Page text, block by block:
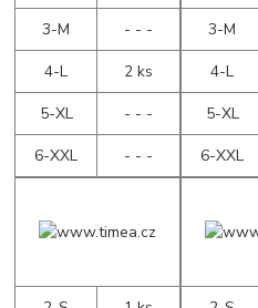
3-M
- - -
4-L
2 ks
5-XL
- - -
6-XXL
- - -
3-M
4-L
5-XL
6-XXL